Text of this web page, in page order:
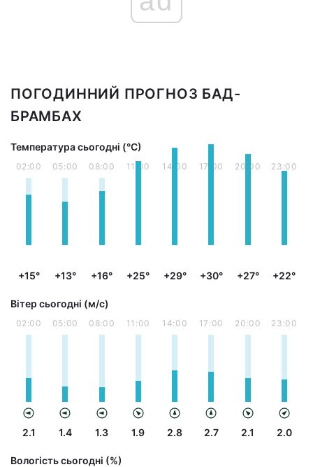
ПОГОДИННИЙ ПРОГНОЗ БАД-
БРАМБАХ
Температура сьогодні (°С)
02:00
+15°
05:00
+13°
08:00
+16°
11:00
+25°
14:00
+29°
17:00
+30°
20:00
+27°
23:00
+22°
Вітер сьогодні (м/с)
02:00
2.1
05:00
1.4
08:00
1.3
11:00
1.9
14:00
2.8
17:00
2.7
20:00
2.1
23:00
2.0
Вологість сьогодні (%)